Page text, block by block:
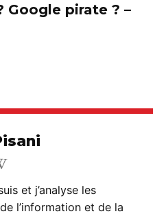
Google pirate ? –
et j’analyse les
l’information et de la